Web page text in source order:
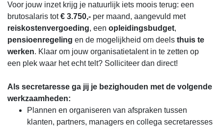
Voor jouw inzet krijg je natuurlijk iets moois terug: een
brutosalaris tot€ 3.750,- per maand, aangevuld met
reiskostenvergoeding, een opleidingsbudget,
pensioenregeling en de mogelijkheid om deels thuis te
werken. Klaar om jouw organisatietalent in te zetten op
een plek waar het echt telt? Solliciteer dan direct!
Als secretaresse ga jij je bezighouden met de volgende
werkzaamheden:
Plannen en organiseren van afspraken tussen
klanten, partners, managers en collega secretaresses